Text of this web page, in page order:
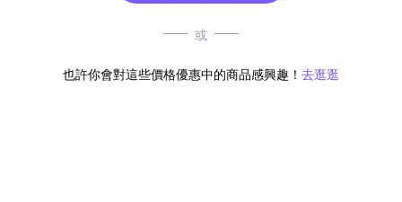
或
也許你會對這些價格優惠中的商品感興趣！ 去逛逛